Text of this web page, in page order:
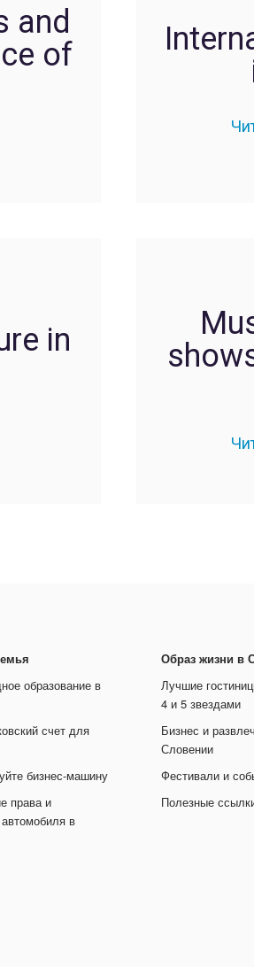
and
of
in
образование в
счет для
бизнес-машину
права и
в
Образ жизни в
Лучшие
4 и 5 звездами
Бизнес и
Словении
Фестивали и
Полезные